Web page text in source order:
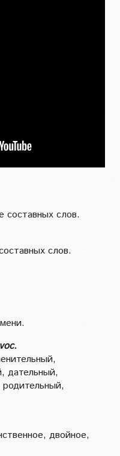
составных слов.
слов.
дательный,
двойное,